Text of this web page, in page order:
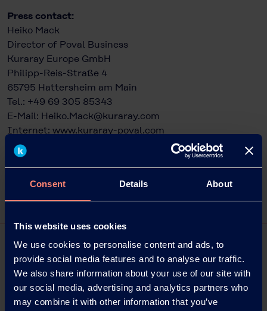
Consent Details About
This website uses cookies
We use cookies to personalise content and ads, to
provide social media features and to analyse our traffic.
We also share information about your use of our site with
our social media, advertising and analytics partners who
may combine it with other information that you’ve
Press contact:
Heiko Mack
Director of Poval Business
Kuraray Europe GmbH
Philipp-Reis-Straße 4
65795 Hattersheim am Main
Tel.: +49 69 305 85343
E-Mail: Heiko.Mack@kuraray.com
Internet: www.kuraray-poval.com